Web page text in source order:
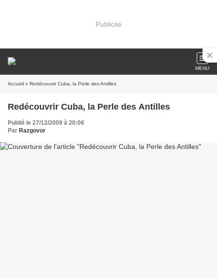
Publicité
MENU
Accueil » Redécouvrir Cuba, la Perle des Antilles
Redécouvrir Cuba, la Perle des Antilles
Publié le 27/12/2009 à 20:06
Par Razgovor